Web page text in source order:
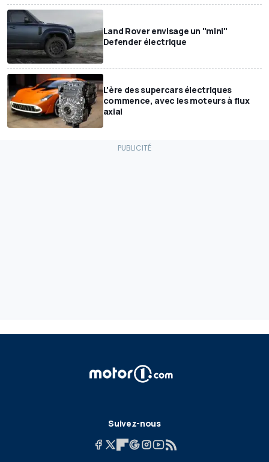
Land Rover envisage un "mini"
Defender électrique
L'ère des supercars électriques
commence, avec les moteurs à flux
axial
Suivez-nous